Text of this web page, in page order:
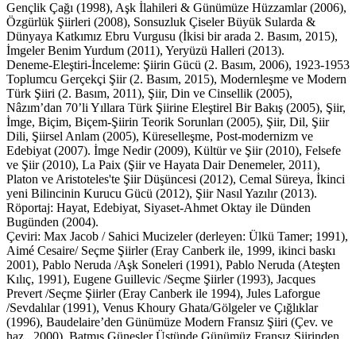
Gençlik Çağı (1998), Aşk İlahileri & Günümüze Hüzzamlar (2006),
Özgürlük Şiirleri (2008), Sonsuzluk Çiseler Büyük Sularda &
Dünyaya Katkımız Ebru Vurgusu (İkisi bir arada 2. Basım, 2015),
İmgeler Benim Yurdum (2011), Yeryüzü Halleri (2013).
Deneme-Eleştiri-İnceleme: Şiirin Gücü (2. Basım, 2006), 1923-1953
Toplumcu Gerçekçi Şiir (2. Basım, 2015), Modernleşme ve Modern
Türk Şiiri (2. Basım, 2011), Şiir, Din ve Cinsellik (2005),
Nâzım’dan 70’li Yıllara Türk Şiirine Eleştirel Bir Bakış (2005), Şiir,
İmge, Biçim, Biçem-Şiirin Teorik Sorunları (2005), Şiir, Dil, Şiir
Dili, Şiirsel Anlam (2005), Küreselleşme, Post-modernizm ve
Edebiyat (2007). İmge Nedir (2009), Kültür ve Şiir (2010), Felsefe
ve Şiir (2010), La Paix (Şiir ve Hayata Dair Denemeler, 2011),
Platon ve Aristoteles'te Şiir Düşüncesi (2012), Cemal Süreya, İkinci
yeni Bilincinin Kurucu Gücü (2012), Şiir Nasıl Yazılır (2013).
Röportaj: Hayat, Edebiyat, Siyaset-Ahmet Oktay ile Dünden
Bugünden (2004).
Çeviri: Max Jacob / Sahici Mucizeler (derleyen: Ülkü Tamer; 1991),
Aimé Cesaire/ Seçme Şiirler (Eray Canberk ile, 1999, ikinci baskı
2001), Pablo Neruda /Aşk Soneleri (1991), Pablo Neruda (Ateşten
Kılıç, 1991), Eugene Guillevic /Seçme Şiirler (1993), Jacques
Prevert /Seçme Şiirler (Eray Canberk ile 1994), Jules Laforgue
/Sevdalılar (1991), Venus Khoury Ghata/Gölgeler ve Çığlıklar
(1996), Baudelaire’den Günümüze Modern Fransız Şiiri (Çev. ve